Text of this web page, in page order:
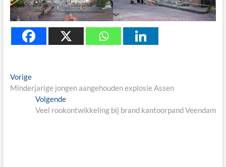
Berichtnavigatie
VorigePrevious
post:
Minderjarige jongen aangehouden explosie Assen
VolgendeNext
post:
Veel rookontwikkeling bij brand kantoorpand Veendam